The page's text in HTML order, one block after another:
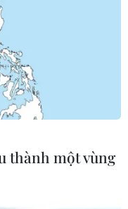
trong 10 tháng
xuất khẩu sang
23% tổng lượng than
thành một vùng